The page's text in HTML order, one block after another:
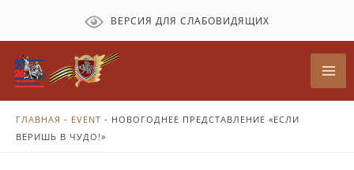
содержимому
ВЕРСИЯ ДЛЯ СЛАБОВИДЯЩИХ
ГЛАВНАЯ - EVENT - НОВОГОДНЕЕ ПРЕДСТАВЛЕНИЕ «ЕСЛИ
ВЕРИШЬ В ЧУДО!»